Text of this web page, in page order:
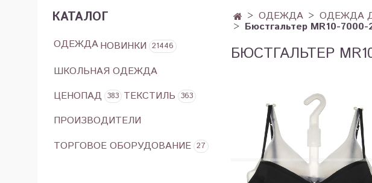
ОДЕЖДА ОДЕЖДА
Бюстгальтер MR10-7000-
БЮСТГАЛЬТЕР
КАТАЛОГ
ОДЕЖДАНОВИНКИ 21446
ШКОЛЬНАЯ ОДЕЖДА
ЦЕНОПАД 383 ТЕКСТИЛЬ 363
ПРОИЗВОДИТЕЛИ
ТОРГОВОЕ ОБОРУДОВАНИЕ 27